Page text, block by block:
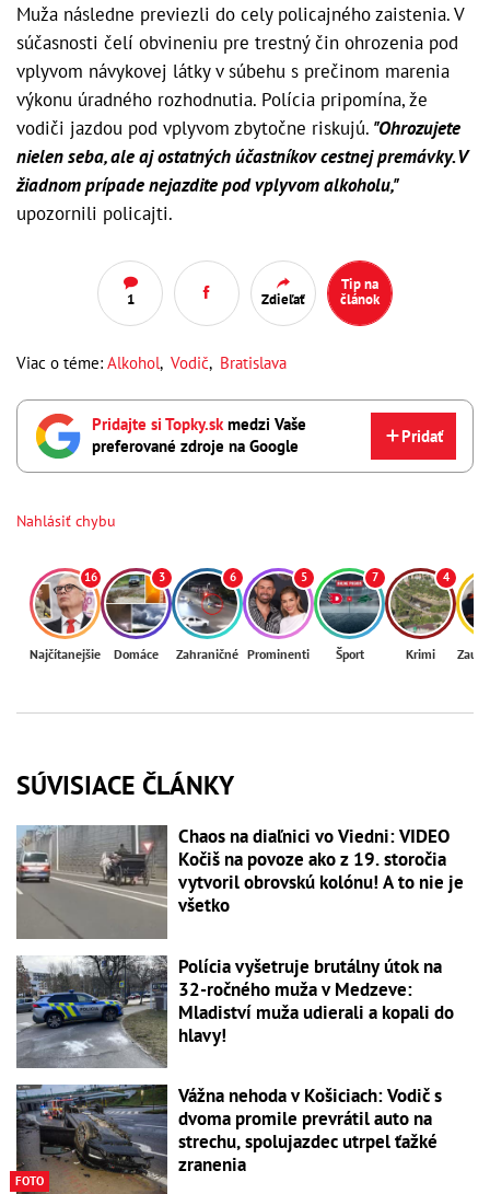
Muža následne previezli do cely policajného zaistenia. V
súčasnosti čelí obvineniu pre trestný čin ohrozenia pod
vplyvom návykovej látky v súbehu s prečinom marenia
výkonu úradného rozhodnutia. Polícia pripomína, že
vodiči jazdou pod vplyvom zbytočne riskujú. "Ohrozujete
nielen seba, ale aj ostatných účastníkov cestnej premávky. V
žiadnom prípade nejazdite pod vplyvom alkoholu,"
upozornili policajti.
1 Zdieľať
Tip na
článok
Viac o téme: Alkohol, Vodič, Bratislava
Pridajte si Topky.skmedzi Vaše
preferované zdroje na Google
Pridať
Nahlásiť chybu
16
Najčítanejšie
3
Domáce
6
Zahraničné
5
Prominenti
7
Šport
4
Krimi
SÚVISIACE ČLÁNKY
Chaos na diaľnici vo Viedni: VIDEO
Kočiš na povoze ako z 19. storočia
vytvoril obrovskú kolónu! A to nie je
všetko
Polícia vyšetruje brutálny útok na
32-ročného muža v Medzeve:
Mladiství muža udierali a kopali do
hlavy!
FOTO
Vážna nehoda v Košiciach: Vodič s
dvoma promile prevrátil auto na
strechu, spolujazdec utrpel ťažké
zranenia